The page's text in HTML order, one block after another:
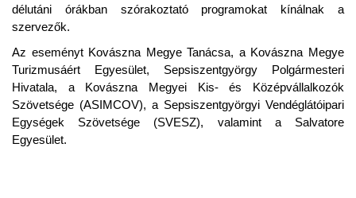
délutáni órákban szórakoztató programokat kínálnak a
szervezők.
Az eseményt Kovászna Megye Tanácsa, a Kovászna Megye
Turizmusáért Egyesület, Sepsiszentgyörgy Polgármesteri
Hivatala, a Kovászna Megyei Kis- és Középvállalkozók
Szövetsége (ASIMCOV), a Sepsiszentgyörgyi Vendéglátóipari
Egységek Szövetsége (SVESZ), valamint a Salvatore
Egyesület.